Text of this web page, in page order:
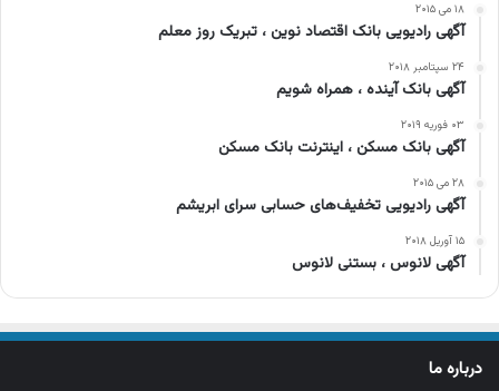
۱۸ می ۲۰۱۵
آگهی رادیویی بانک اقتصاد نوین ، تبریک روز معلم
۲۴ سپتامبر ۲۰۱۸
آگهی بانک آینده ، همراه شویم
۰۳ فوریه ۲۰۱۹
آگهی بانک مسکن ، اینترنت بانک مسکن
۲۸ می ۲۰۱۵
آگهی رادیویی تخفیف‌های حسابی سرای ابریشم
۱۵ آوریل ۲۰۱۸
آگهی لانوس ، بستنی لانوس
درباره ما